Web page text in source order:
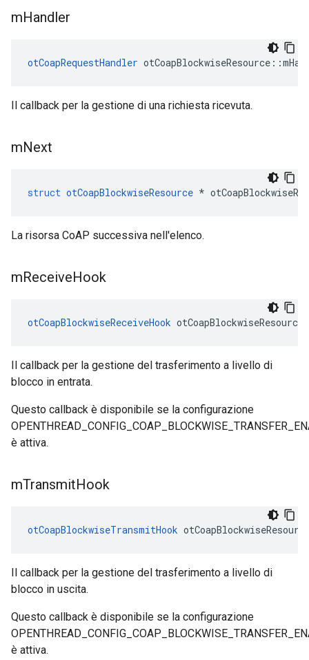
mHandler
otCoapRequestHandler otCoapBlockwiseResource ::
Il callback per la gestione di una richiesta ricevuta.
mNext
struct otCoapBlockwiseResource *
La risorsa CoAP successiva nell'elenco.
mReceiveHook
otCoapBlockwiseReceiveHook otCoapBlockwiseResource
Il callback per la gestione del trasferimento a livello di
blocco in entrata.
Questo callback è disponibile se la configurazione
è attiva.
mTransmitHook
otCoapBlockwiseTransmitHook
Il callback per la gestione del trasferimento a livello di
blocco in uscita.
Questo callback è disponibile se la configurazione
è attiva.